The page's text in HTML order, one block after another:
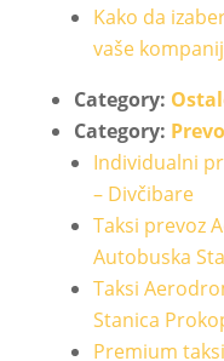
Kako da
vaše
Category:
Category:
Individualni
– Divčibare
Taksi prevoz
Autobuska
Taksi
Stanica
Premium